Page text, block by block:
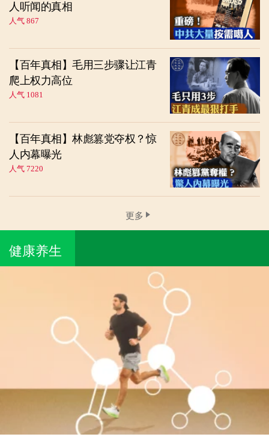
人听闻的真相
人气 867
【百年真相】毛用三步骤让江青
爬上权力高位
人气 1081
【百年真相】林彪篡党夺权？惊
人内幕曝光
人气 7220
更多
健康养生